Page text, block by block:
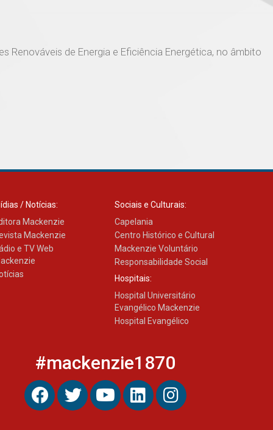
Renováveis de Energia e Eficiência Energética, no âmbito
/ Notícias:
Mackenzie
Mackenzie
e TV Web
Sociais e Culturais:
Capelania
Centro Histórico e Cultural
Mackenzie Voluntário
Responsabilidade Social
Hospitais:
Hospital Universitário
Evangélico Mackenzie
Hospital Evangélico
#mackenzie1870